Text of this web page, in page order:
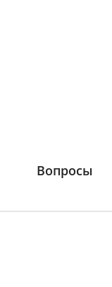
Вопросы